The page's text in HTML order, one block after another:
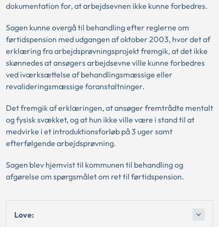
dokumentation for, at arbejdsevnen ikke kunne forbedres.
Sagen kunne overgå til behandling efter reglerne om
førtidspension med udgangen af oktober 2003, hvor det af
erklæring fra arbejdsprøvningsprojekt fremgik, at det ikke
skønnedes at ansøgers arbejdsevne ville kunne forbedres
ved iværksættelse af behandlingsmæssige eller
revalideringsmæssige foranstaltninger.
Det fremgik af erklæringen, at ansøger fremtrådte mentalt
og fysisk svækket, og at hun ikke ville være i stand til at
medvirke i et introduktionsforløb på 3 uger samt
efterfølgende arbejdsprøvning.
Sagen blev hjemvist til kommunen til behandling og
afgørelse om spørgsmålet om ret til førtidspension.
Love: